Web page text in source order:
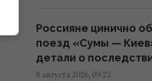
пострадавшие
08:09 суббота, 08 августа 2026
Россияне цинично
поезд «Сумы —
детали о
8 августа 2026, 09:22